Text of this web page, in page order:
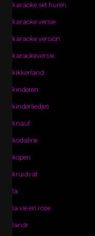
karaoke set huren
karaoke versie
karaoke version
karaokeversie
kikkerland
kinderen
kinderliedjes
knauf
kodaline
kopen
kruidvat
la
la vie en rose
landr